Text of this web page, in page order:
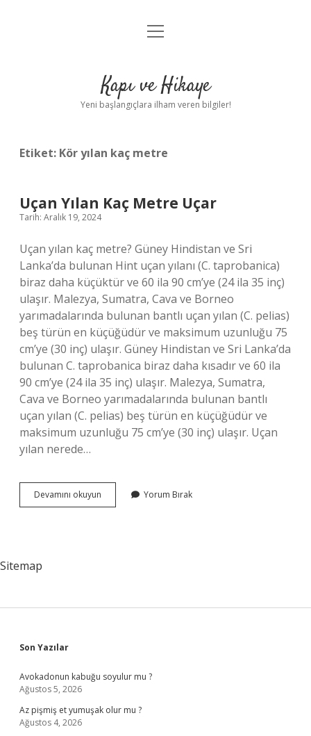
Anasayfa
Yasal Uyarı
menüyü
Kapı ve Hikaye
Yeni başlangıçlara ilham veren bilgiler!
Etiket: Kör yılan kaç metre
Uçan Yılan Kaç Metre Uçar
Tarih: Aralık 19, 2024
Uçan yılan kaç metre? Güney Hindistan ve Sri
Lanka’da bulunan Hint uçan yılanı (C. taprobanica)
biraz daha küçüktür ve 60 ila 90 cm’ye (24 ila 35 inç)
ulaşır. Malezya, Sumatra, Cava ve Borneo
yarımadalarında bulunan bantlı uçan yılan (C. pelias)
beş türün en küçüğüdür ve maksimum uzunluğu 75
cm’ye (30 inç) ulaşır. Güney Hindistan ve Sri Lanka’da
bulunan C. taprobanica biraz daha kısadır ve 60 ila
90 cm’ye (24 ila 35 inç) ulaşır. Malezya, Sumatra,
Cava ve Borneo yarımadalarında bulunan bantlı
uçan yılan (C. pelias) beş türün en küçüğüdür ve
maksimum uzunluğu 75 cm’ye (30 inç) ulaşır. Uçan
yılan nerede…
Devamını okuyun
Yılan
Yorum Bırak
Sitemap
Sidebar
Son Yazılar
Avokadonun kabuğu soyulur mu ?
Ağustos 5, 2026
Az pişmiş et yumuşak olur mu ?
Ağustos 4, 2026